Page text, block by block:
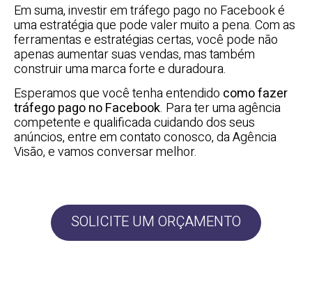
Em suma, investir em tráfego pago no Facebook é
uma estratégia que pode valer muito a pena. Com as
ferramentas e estratégias certas, você pode não
apenas aumentar suas vendas, mas também
construir uma marca forte e duradoura.
Esperamos que você tenha entendido como fazer
tráfego pago no Facebook. Para ter uma agência
competente e qualificada cuidando dos seus
anúncios, entre em contato conosco, da Agência
Visão, e vamos conversar melhor.
SOLICITE UM ORÇAMENTO